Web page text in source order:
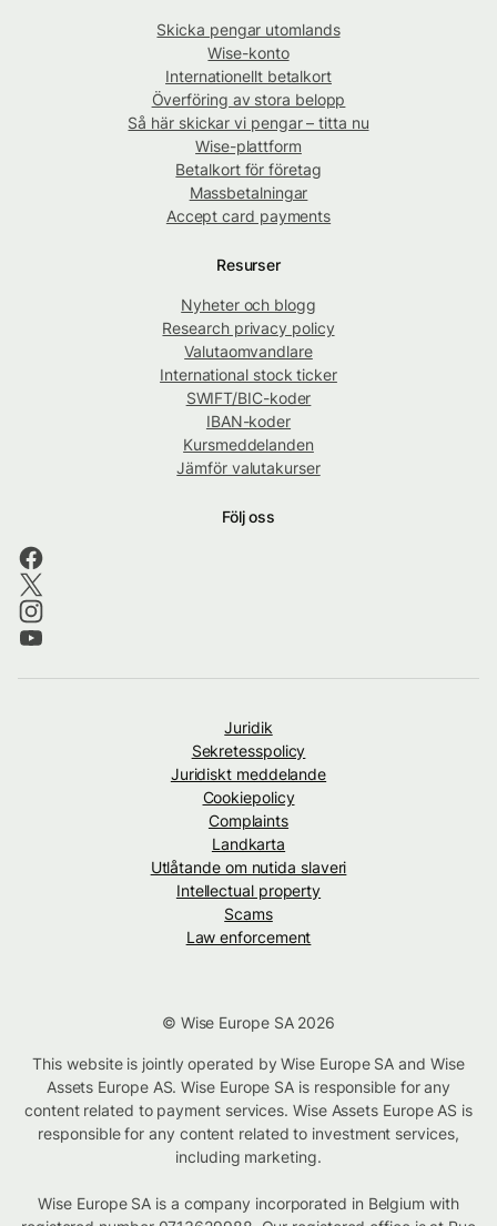
Skicka pengar utomlands
Wise-konto
Internationellt betalkort
Överföring av stora belopp
Så här skickar vi pengar – titta nu
Wise-plattform
Betalkort för företag
Massbetalningar
Accept card payments
Resurser
Nyheter och blogg
Research privacy policy
Valutaomvandlare
International stock ticker
SWIFT/BIC-koder
IBAN-koder
Kursmeddelanden
Jämför valutakurser
Följ oss
Juridik
Sekretesspolicy
Juridiskt meddelande
Cookiepolicy
Complaints
Landkarta
Utlåtande om nutida slaveri
Intellectual property
Scams
Law enforcement
© Wise Europe SA 2026
This website is jointly operated by Wise Europe SA and Wise
Assets Europe AS. Wise Europe SA is responsible for any
content related to payment services. Wise Assets Europe AS is
responsible for any content related to investment services,
including marketing.
Wise Europe SA is a company incorporated in Belgium with